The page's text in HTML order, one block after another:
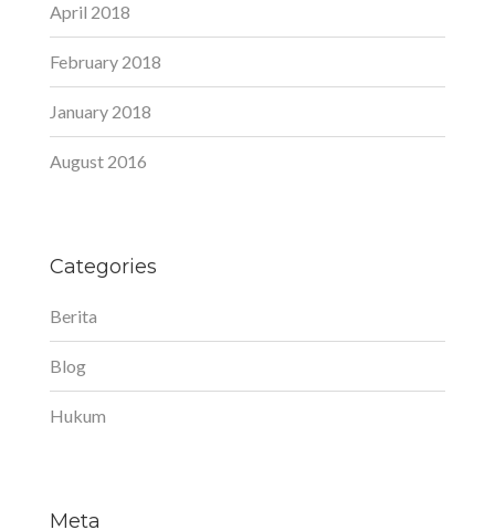
April 2018
February 2018
January 2018
August 2016
Categories
Berita
Blog
Hukum
Meta